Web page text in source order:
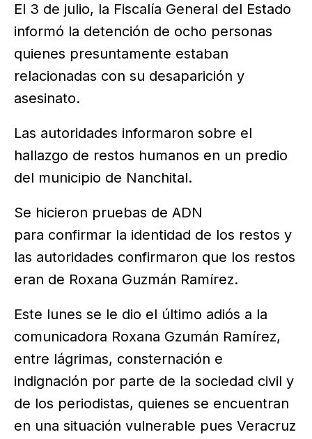
El 3 de julio, la Fiscalía General del Estado
informó la detención de ocho personas
quienes presuntamente estaban
relacionadas con su desaparición y
asesinato.
Las autoridades informaron sobre el
hallazgo de restos humanos en un predio
del municipio de Nanchital.
Se hicieron pruebas de ADN
para confirmar la identidad de los restos y
las autoridades confirmaron que los restos
eran de Roxana Guzmán Ramírez.
Este lunes se le dio el último adiós a la
comunicadora Roxana Gzumán Ramírez,
entre lágrimas, consternación e
indignación por parte de la sociedad civil y
de los periodistas, quienes se encuentran
en una situación vulnerable pues Veracruz